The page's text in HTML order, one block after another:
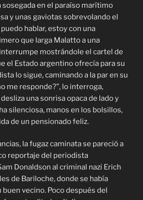
en el paraíso marítimo
y unas gaviotas sobrevolando el
hablar, estoy con una
que larga Malatto a una
mostrándole el cartel de
el Estado argentino ofrecía para su
lo sigue, caminando a la par en su
me responde?”, lo interroga,
una sonrisa opaca de lado y
silenciosa, manos en los bolsillos,
de un pensionado feliz.
la fugaz caminata se pareció a
reportaje del periodista
Donaldson al criminal nazi Erich
de Bariloche, donde se había
vecino. Poco después del